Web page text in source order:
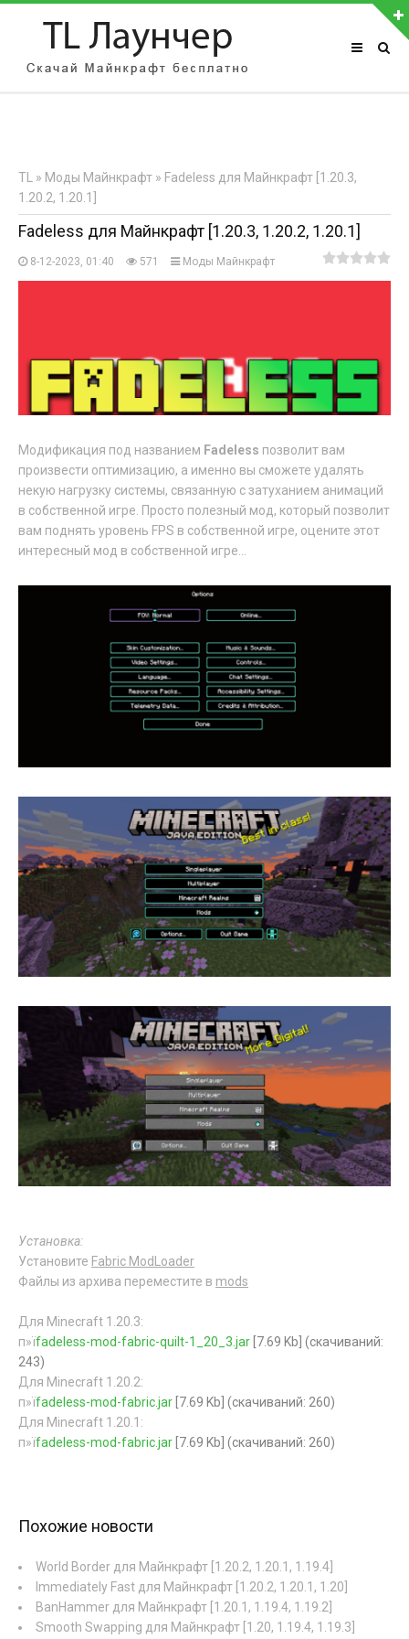
АВТОРИЗАЦИЯ НА САЙТЕ
Регистрация
TL » Моды Майнкрафт » Fadeless для Майнкрафт [1.20.3,
1.20.2, 1.20.1]
Fadeless для Майнкрафт [1.20.3, 1.20.2, 1.20.1]
8-12-2023, 01:40 571 Моды Майнкрафт
Модификация под названием Fadeless позволит вам
произвести оптимизацию, а именно вы сможете удалять
некую нагрузку системы, связанную с затуханием анимаций
в собственной игре. Просто полезный мод, который позволит
вам поднять уровень FPS в собственной игре, оцените этот
интересный мод в собственной игре...
Установка:
Установите Fabric ModLoader
Файлы из архива переместите в mods
Для Minecraft 1.20.3:
п»їfadeless-mod-fabric-quilt-1_20_3.jar [7.69 Kb] (cкачиваний:
243)
Для Minecraft 1.20.2:
п»їfadeless-mod-fabric.jar [7.69 Kb] (cкачиваний: 260)
Для Minecraft 1.20.1:
п»їfadeless-mod-fabric.jar [7.69 Kb] (cкачиваний: 260)
Похожие новости
World Border для Майнкрафт [1.20.2, 1.20.1, 1.19.4]
Immediately Fast для Майнкрафт [1.20.2, 1.20.1, 1.20]
BanHammer для Майнкрафт [1.20.1, 1.19.4, 1.19.2]
Smooth Swapping для Майнкрафт [1.20, 1.19.4, 1.19.3]